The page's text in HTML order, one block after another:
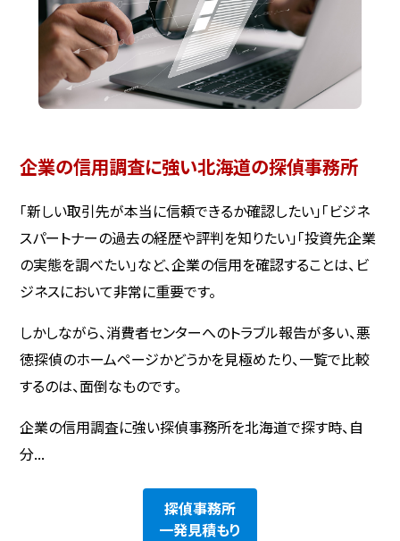
企業の信用調査に強い北海道の探偵事務所
「新しい取引先が本当に信頼できるか確認したい」「ビジネ
スパートナーの過去の経歴や評判を知りたい」「投資先企業
の実態を調べたい」など、企業の信用を確認することは、ビ
ジネスにおいて非常に重要です。
しかしながら、消費者センターへのトラブル報告が多い、悪
徳探偵のホームページかどうかを見極めたり、一覧で比較
するのは、面倒なものです。
企業の信用調査に強い探偵事務所を北海道で探す時、自
分...
探偵事務所
一発見積もり